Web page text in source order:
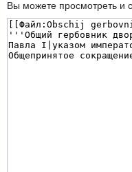
Вы можете просмотреть и